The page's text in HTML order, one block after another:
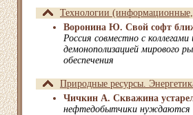
Технологии
Воронина Ю. Свой софт
Россия совместно с
демонополизацией мирового
обеспечения
Природные ресурсы.
Чичкин А. Скважина
нефтедобытчики нуждаются